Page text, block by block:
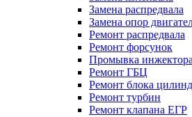
Замена распредвала
Замена опор
Ремонт распредвала
Ремонт форсунок
Промывка инжектора
Ремонт ГБЦ
Ремонт блока
Ремонт турбин
Ремонт клапана ЕГР